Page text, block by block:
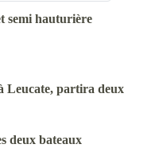
semi hauturière
Leucate, partira deux
deux bateaux